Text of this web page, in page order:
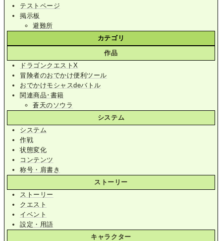
テストページ
掲示板
避難所
カテゴリ
作品
ドラゴンクエストX
冒険者のおでかけ便利ツール
おでかけモシャスdeバトル
関連商品･書籍
蒼天のソウラ
システム
システム
作戦
状態変化
コンテンツ
称号・肩書き
ストーリー
ストーリー
クエスト
イベント
設定・用語
キャラクター